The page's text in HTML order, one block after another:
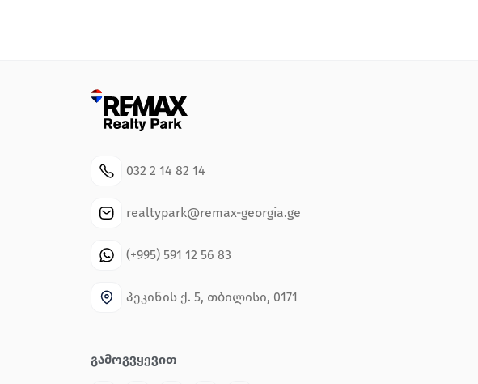
032 2 14 82 14
realtypark@remax-georgia.ge
(+995) 591 12 56 83
პეკინის ქ. 5, თბილისი, 0171
Გამოგვყევით